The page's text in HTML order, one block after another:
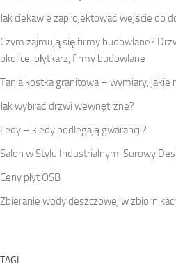
Jak ciekawie zaprojektować wejście do
Czym zajmują się firmy budowlane?
okolice, płytkarz, firmy budowlane
Tania kostka granitowa – wymiary, jakie
Jak wybrać drzwi wewnętrzne?
Ledy – kiedy podlegają gwarancji?
Salon w Stylu Industrialnym: Surowy
Ceny płyt OSB
Zbieranie wody deszczowej w
TAGI